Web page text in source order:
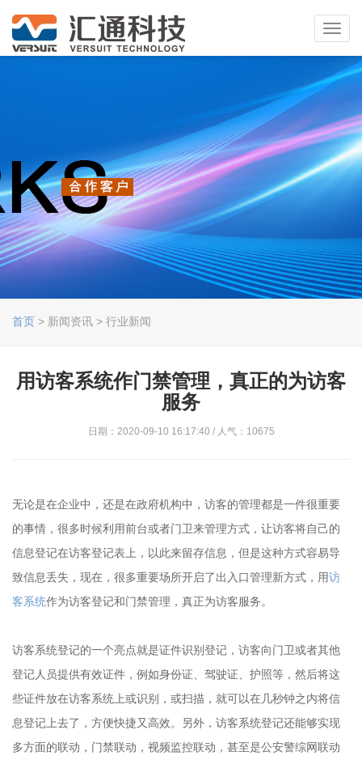
首页 > 新闻资讯 > 行业新闻
用访客系统作门禁管理，真正的为访客
服务
日期：2020-09-10 16:17:40 / 人气：10675
无论是在企业中，还是在政府机构中，访客的管理都是一件很重要
的事情，很多时候利用前台或者门卫来管理方式，让访客将自己的
信息登记在访客登记表上，以此来留存信息，但是这种方式容易导
致信息丢失，现在，很多重要场所开启了出入口管理新方式，用访
客系统作为访客登记和门禁管理，真正为访客服务。
访客系统登记的一个亮点就是证件识别登记，访客向门卫或者其他
登记人员提供有效证件，例如身份证、驾驶证、护照等，然后将这
些证件放在访客系统上或识别，或扫描，就可以在几秒钟之内将信
息登记上去了，方便快捷又高效。另外，访客系统登记还能够实现
多方面的联动，门禁联动，视频监控联动，甚至是公安警综网联动